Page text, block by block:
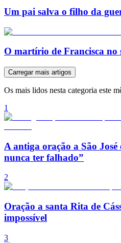
Um pai salva o filho da
O martírio de Francisca
Carregar mais artigos
Os mais lidos nesta categoria este
1
A antiga oração a São
nunca ter falhado”
2
Oração a santa Rita de
impossível
3